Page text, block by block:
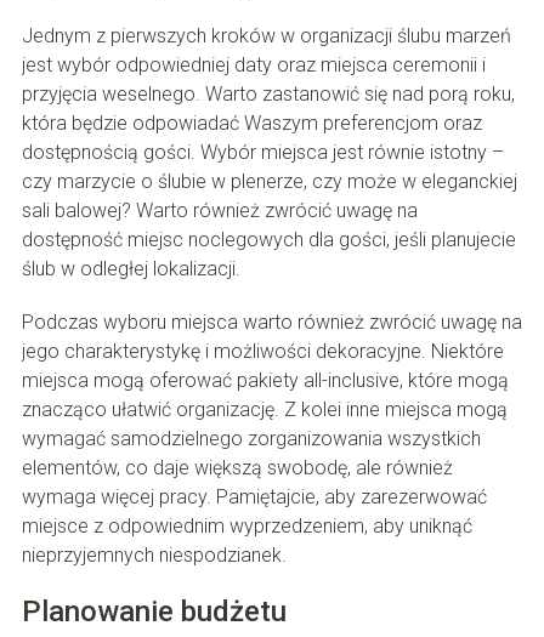
Jednym z pierwszych kroków w organizacji ślubu marzeń
jest wybór odpowiedniej daty oraz miejsca ceremonii i
przyjęcia weselnego. Warto zastanowić się nad porą roku,
która będzie odpowiadać Waszym preferencjom oraz
dostępnością gości. Wybór miejsca jest równie istotny –
czy marzycie o ślubie w plenerze, czy może w eleganckiej
sali balowej? Warto również zwrócić uwagę na
dostępność miejsc noclegowych dla gości, jeśli planujecie
ślub w odległej lokalizacji.
Podczas wyboru miejsca warto również zwrócić uwagę na
jego charakterystykę i możliwości dekoracyjne. Niektóre
miejsca mogą oferować pakiety all-inclusive, które mogą
znacząco ułatwić organizację. Z kolei inne miejsca mogą
wymagać samodzielnego zorganizowania wszystkich
elementów, co daje większą swobodę, ale również
wymaga więcej pracy. Pamiętajcie, aby zarezerwować
miejsce z odpowiednim wyprzedzeniem, aby uniknąć
nieprzyjemnych niespodzianek.
Planowanie budżetu